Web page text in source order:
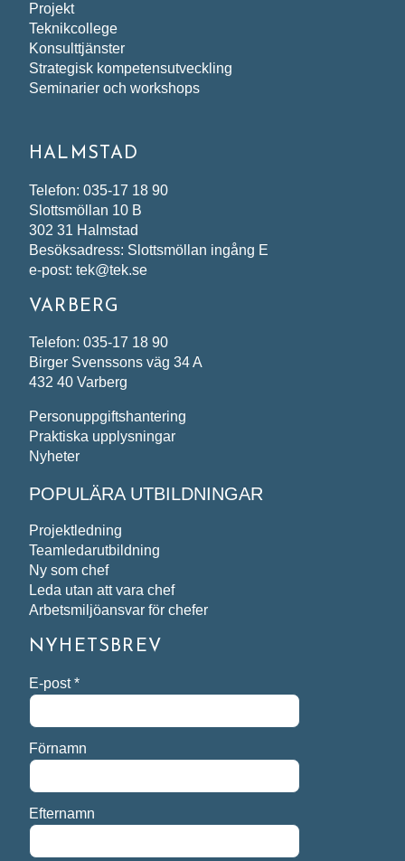
Projekt
Teknikcollege
Konsulttjänster
Strategisk kompetensutveckling
Seminarier och workshops
HALMSTAD
Telefon: 035-17 18 90
Slottsmöllan 10 B
302 31 Halmstad
Besöksadress: Slottsmöllan ingång E
e-post: tek@tek.se
VARBERG
Telefon: 035-17 18 90
Birger Svenssons väg 34 A
432 40 Varberg
Personuppgiftshantering
Praktiska upplysningar
Nyheter
POPULÄRA UTBILDNINGAR
Projektledning
Teamledarutbildning
Ny som chef
Leda utan att vara chef
Arbetsmiljöansvar för chefer
NYHETSBREV
E-post*
Förnamn
Efternamn